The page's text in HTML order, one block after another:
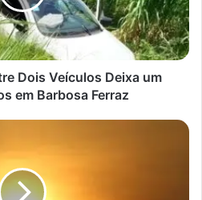
Dois Veículos Deixa um
em Barbosa Ferraz